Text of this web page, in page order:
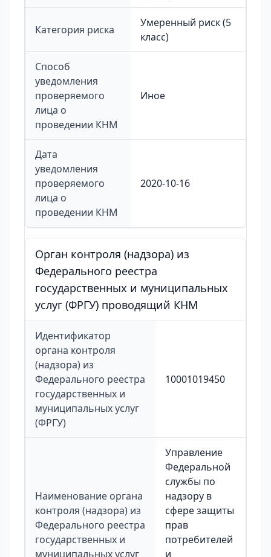
Категория риска
Умеренный риск (5
класс)
Способ
уведомления
проверяемого
лица о
проведении КНМ
Иное
Дата
уведомления
проверяемого
лица о
проведении КНМ
2020-10-16
Орган контроля (надзора) из
Федерального реестра
государственных и муниципальных
услуг (ФРГУ) проводящий КНМ
Идентификатор
органа контроля
(надзора) из
Федерального реестра
государственных и
муниципальных услуг
(ФРГУ)
10001019450
Наименование органа
контроля (надзора) из
Федерального реестра
государственных и
муниципальных услуг
Управление
Федеральной
службы по
надзору в
сфере защиты
прав
потребителей
и